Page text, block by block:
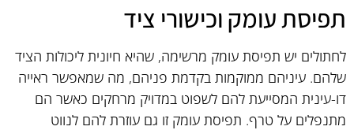
תפיסת עומק וכישורי ציד
לחתולים יש תפיסת עומק מרשימה, שהיא חיונית ליכולות הציד
שלהם. עיניהם ממוקמות בקדמת פניהם, מה שמאפשר ראייה
דו-עינית המסייעת להם לשפוט במדויק מרחקים כאשר הם
מתנפלים על טרף. תפיסת עומק זו גם עוזרת להם לנווט